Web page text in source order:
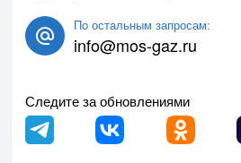
По остальным запросам:
info@mos-gaz.ru
Следите за обновлениями